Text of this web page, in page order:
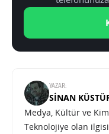
YAZAR:
SINAN
Medya, Kültür ve
Teknolojiye olan